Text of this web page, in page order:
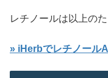
レチノールは以上の
» iHerbでレチノール